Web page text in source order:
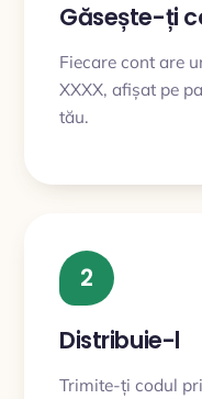
Găsește-ți
Fiecare cont are
XXXX, afișat pe
tău.
2
Distribuie-l
Trimite-ți codul